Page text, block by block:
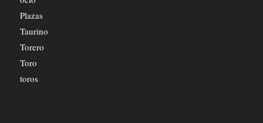
Plazas
Taurino
Torero
Toro
toros